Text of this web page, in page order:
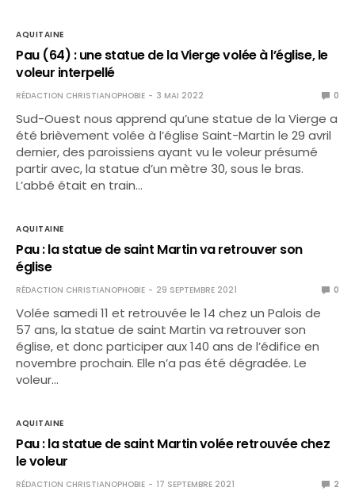
AQUITAINE
Pau (64) : une statue de la Vierge volée à l’église, le
voleur interpellé
RÉDACTION CHRISTIANOPHOBIE 3 MAI 2022 0
Sud-Ouest nous apprend qu’une statue de la Vierge a
été brièvement volée à l’église Saint-Martin le 29 avril
dernier, des paroissiens ayant vu le voleur présumé
partir avec, la statue d’un mètre 30, sous le bras.
L’abbé était en train…
AQUITAINE
Pau : la statue de saint Martin va retrouver son
église
RÉDACTION CHRISTIANOPHOBIE 29 SEPTEMBRE 2021 0
Volée samedi 11 et retrouvée le 14 chez un Palois de
57 ans, la statue de saint Martin va retrouver son
église, et donc participer aux 140 ans de l’édifice en
novembre prochain. Elle n’a pas été dégradée. Le
voleur…
AQUITAINE
Pau : la statue de saint Martin volée retrouvée chez
le voleur
RÉDACTION CHRISTIANOPHOBIE 17 SEPTEMBRE 2021 2